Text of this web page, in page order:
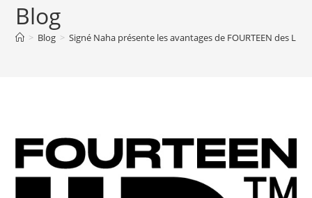
Blog
> Blog > Signé Naha présente les avantages de FOURTEEN des